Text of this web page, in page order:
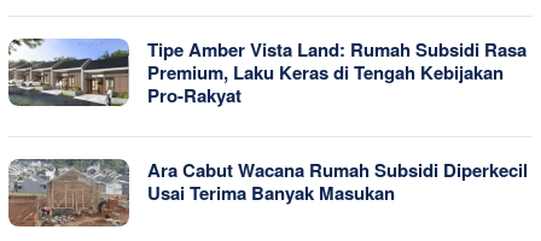
Tipe Amber Vista Land: Rumah Subsidi Rasa
Premium, Laku Keras di Tengah Kebijakan
Pro-Rakyat
Ara Cabut Wacana Rumah Subsidi Diperkecil
Usai Terima Banyak Masukan